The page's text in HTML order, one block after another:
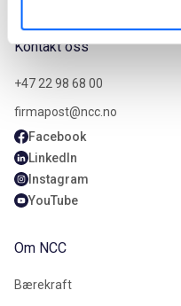
Kontakt oss
+47 22 98 68 00
firmapost@ncc.no
Facebook
LinkedIn
Instagram
YouTube
Om NCC
Bærekraft